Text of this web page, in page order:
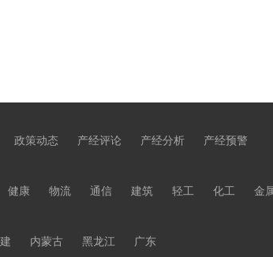
政策动态 产经评论 产经分析
产经预警
健康 物流 通信 建筑 轻工 化工
金
内蒙古 黑龙江 广东